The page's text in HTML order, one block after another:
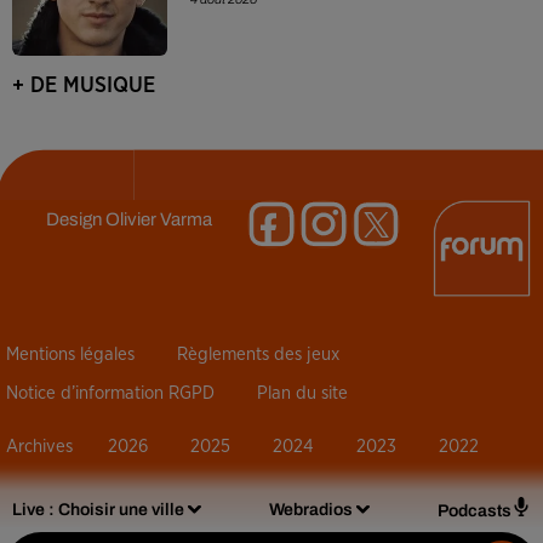
Live : Choisir une ville Webradios Podcasts
+ DE MUSIQUE
DesignOlivier Varma
Mentions légales Règlements des jeux
Notice d’information RGPD Plan du site
Archives 2026 2025 2024 2023 2022